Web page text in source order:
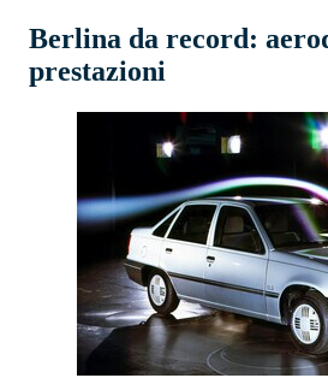
Berlina da record:
prestazioni